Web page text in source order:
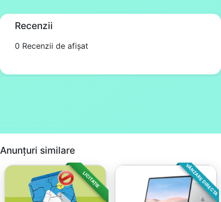
Recenzii
0 Recenzii de afișat
Anunțuri similare
LICITAȚIE VÂNZARE DIRECTA